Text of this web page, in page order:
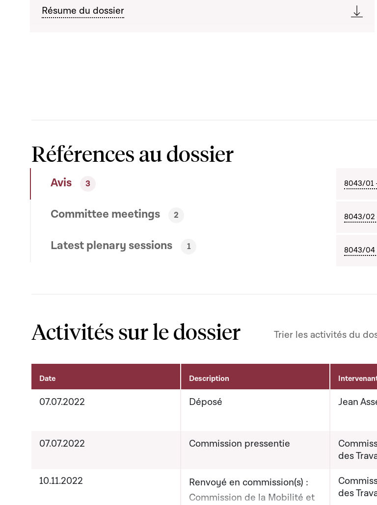
Résume du dossier
Références au dossier
Avis 3
Committee meetings 2
Latest plenary sessions 1
8043/01
8043/02
8043/04
Activités sur le dossier Trier les activités du
Activités sur le dossier
Date Description
07.07.2022 Déposé Jean
07.07.2022 Commission pressentie
des
10.11.2022
Renvoyé en commission(s) :
Commission de la Mobilité et
des